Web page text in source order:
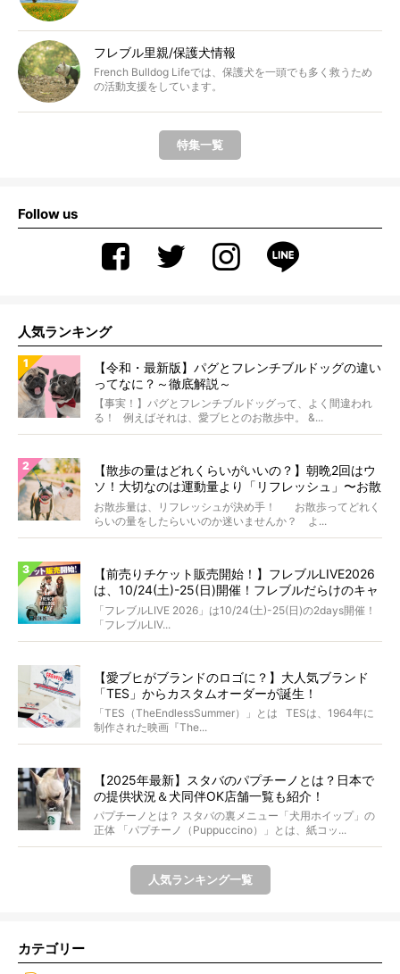
フレブル里親/保護犬情報
French Bulldog Lifeでは、保護犬を一頭でも多く救うため
の活動支援をしています。
特集一覧
Follow us
人気ランキング
【令和・最新版】パグとフレンチブルドッグの違い
ってなに？～徹底解説～
【事実！】パグとフレンチブルドッグって、よく間違われ
る！ 例えばそれは、愛ブヒとのお散歩中。 &...
【散歩の量はどれくらいがいいの？】朝晩2回はウ
ソ！大切なのは運動量より「リフレッシュ」〜お散
歩にまつわる疑問FAQつき〜
お散歩量は、リフレッシュが決め手！ お散歩ってどれく
らいの量をしたらいいのか迷いませんか？ よ...
【前売りチケット販売開始！】フレブルLIVE2026
は、10/24(土)-25(日)開催！フレブルだらけのキャ
ンプ・前夜祭・バスプランも新登場!?
「フレブルLIVE 2026」は10/24(土)-25(日)の2days開催！
「フレブルLIV...
【愛ブヒがブランドのロゴに？】大人気ブランド
「TES」からカスタムオーダーが誕生！
「TES（TheEndlessSummer）」とは TESは、1964年に
制作された映画『The...
【2025年最新】スタバのパプチーノとは？日本で
の提供状況＆犬同伴OK店舗一覧も紹介！
パプチーノとは？ スタバの裏メニュー「犬用ホイップ」の
正体 「パプチーノ（Puppuccino）」とは、紙コッ...
人気ランキング一覧
カテゴリー